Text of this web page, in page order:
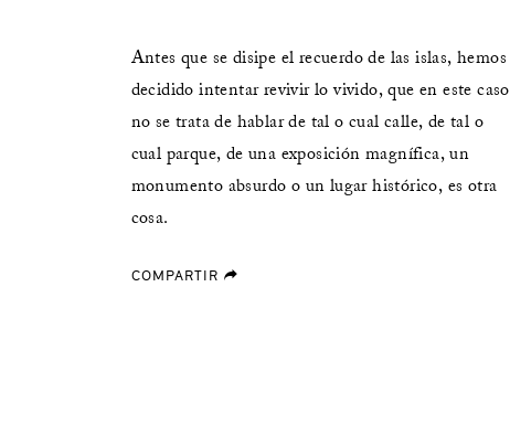
Antes que se disipe el recuerdo de las islas, hemos
decidido intentar revivir lo vivido, que en este caso
no se trata de hablar de tal o cual calle, de tal o
cual parque, de una exposición magnífica, un
monumento absurdo o un lugar histórico, es otra
cosa.
COMPARTIR forward